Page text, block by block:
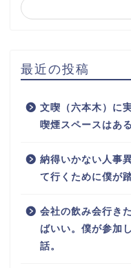
最近の投稿
文喫（六本木）に
喫煙スペースはあ
納得いかない人事
て行くために僕が
会社の飲み会行き
ばいい。僕が参加
話。